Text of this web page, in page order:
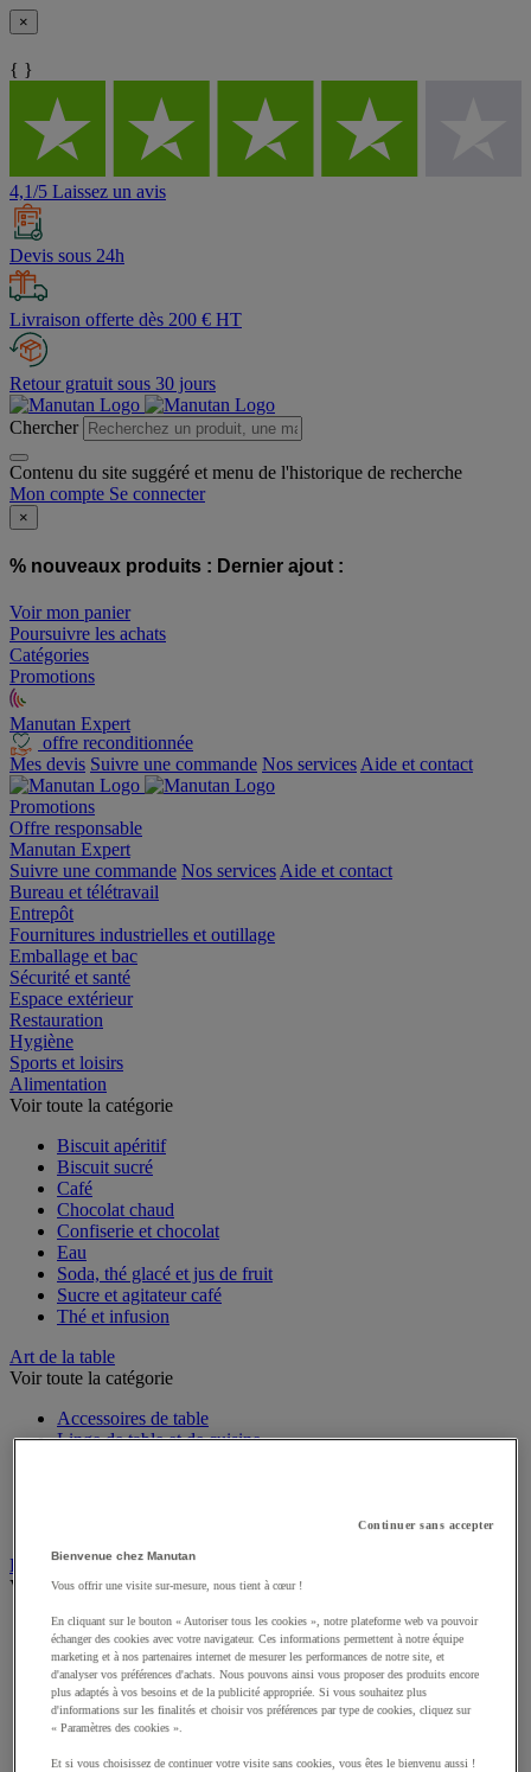
×
{ }
4,1/5 Laissez un avis
Devis sous 24h
Livraison offerte dès 200 € HT
Retour gratuit sous 30 jours
Chercher
Contenu du site suggéré et menu de l'historique de recherche
Mon compte Se connecter
×
% nouveaux produits : Dernier ajout :
Voir mon panier
Poursuivre les achats
Catégories
Promotions
Manutan Expert
offre reconditionnée
Mes devis Suivre une commande Nos services Aide et contact
Promotions
Offre responsable
Manutan Expert
Suivre une commande Nos services Aide et contact
Bureau et télétravail
Entrepôt
Fournitures industrielles et outillage
Emballage et bac
Sécurité et santé
Espace extérieur
Restauration
Hygiène
Sports et loisirs
Alimentation
Voir toute la catégorie
Biscuit apéritif
Biscuit sucré
Café
Chocolat chaud
Confiserie et chocolat
Eau
Soda, thé glacé et jus de fruit
Sucre et agitateur café
Thé et infusion
Art de la table
Voir toute la catégorie
Accessoires de table
Linge de table et de cuisine
Batterie de cuisine
Voir toute la catégorie
Casserole
Couvercle et accessoires
Marmite, cocotte et faitout
Plat à four
Plat à usage spécifique
Poêle
Sauteuse
Continuer sans accepter
Bienvenue chez Manutan
Vous offrir une visite sur-mesure, nous tient à cœur !
En cliquant sur le bouton « Autoriser tous les cookies », notre plateforme web va pouvoir
échanger des cookies avec votre navigateur. Ces informations permettent à notre équipe
marketing et à nos partenaires internet de mesurer les performances de notre site, et
d'analyser vos préférences d'achats. Nous pouvons ainsi vous proposer des produits encore
plus adaptés à vos besoins et de la publicité appropriée. Si vous souhaitez plus
d'informations sur les finalités et choisir vos préférences par type de cookies, cliquez sur
« Paramètres des cookies ».
Et si vous choisissez de continuer votre visite sans cookies, vous êtes le bienvenu aussi !